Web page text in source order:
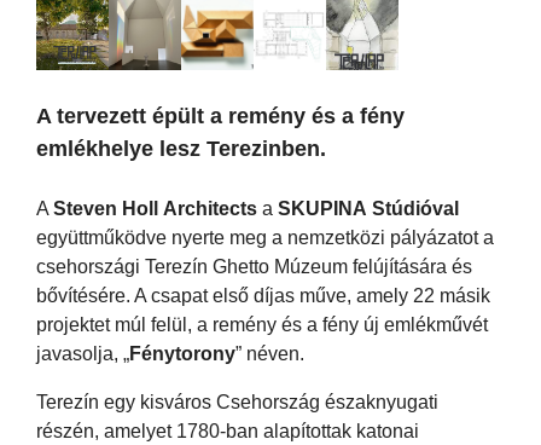
A tervezett épült a remény és a fény
emlékhelye lesz Terezinben.
A Steven Holl Architects a SKUPINA Stúdióval
együttműködve nyerte meg a nemzetközi pályázatot a
csehországi Terezín Ghetto Múzeum felújítására és
bővítésére. A csapat első díjas műve, amely 22 másik
projektet múl felül, a remény és a fény új emlékművét
javasolja, „Fénytorony” néven.
Terezín egy kisváros Csehország északnyugati
részén, amelyet 1780-ban alapítottak katonai